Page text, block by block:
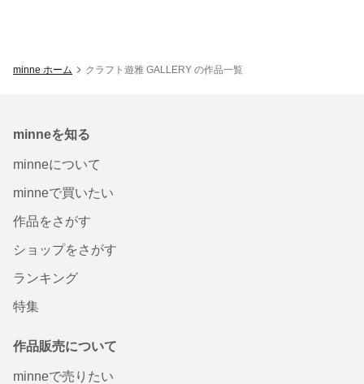
minne ホーム クラフト遊雅 GALLERY の作品一覧
minneを知る
minneについて
minneで買いたい
作品をさがす
ショップをさがす
ランキング
特集
作品販売について
minneで売りたい